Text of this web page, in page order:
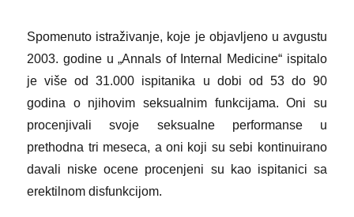
Spomenuto istraživanje, koje je objavljeno u avgustu
2003. godine u „Annals of Internal Medicine“ ispitalo
je više od 31.000 ispitanika u dobi od 53 do 90
godina o njihovim seksualnim funkcijama. Oni su
procenjivali svoje seksualne performanse u
prethodna tri meseca, a oni koji su sebi kontinuirano
davali niske ocene procenjeni su kao ispitanici sa
erektilnom disfunkcijom.